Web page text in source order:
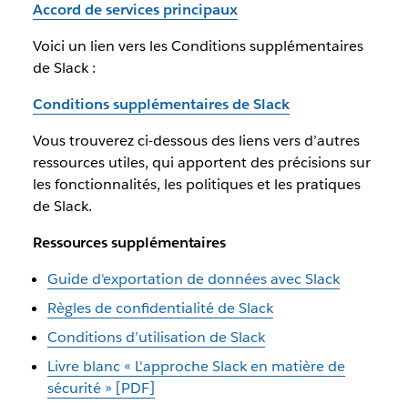
Accord de services principaux
Voici un lien vers les Conditions supplémentaires
de Slack :
Conditions supplémentaires de Slack
Vous trouverez ci-dessous des liens vers d’autres
ressources utiles, qui apportent des précisions sur
les fonctionnalités, les politiques et les pratiques
de Slack.
Ressources supplémentaires
Guide d'exportation de données avec Slack
Règles de confidentialité de Slack
Conditions d’utilisation de Slack
Livre blanc « L'approche Slack en matière de
sécurité » [PDF]